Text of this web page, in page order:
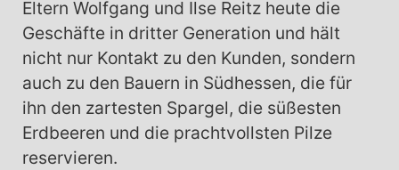
Eltern Wolfgang und Ilse Reitz heute die
Geschäfte in dritter Generation und hält
nicht nur Kontakt zu den Kunden, sondern
auch zu den Bauern in Südhessen, die für
ihn den zartesten Spargel, die süßesten
Erdbeeren und die prachtvollsten Pilze
reservieren.